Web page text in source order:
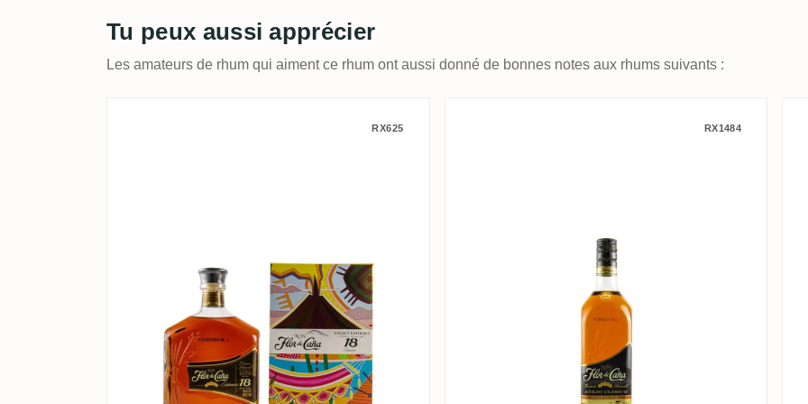
Tu peux aussi apprécier
Les amateurs de rhum qui aiment ce rhum ont aussi donné de bonnes notes aux rhums suivants :
Flor de Caña Centenario 18 Años
RX625 Flor de Caña 5 Años Añejo
RX1484